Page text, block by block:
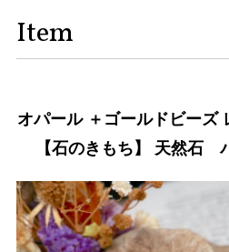
Item
オパール ＋ゴールドビー
【石のきもち】 天然石